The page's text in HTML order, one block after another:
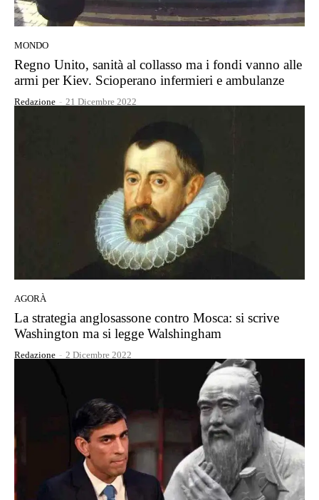
MONDO
Regno Unito, sanità al collasso ma i fondi vanno alle
armi per Kiev. Scioperano infermieri e ambulanze
Redazione - 21 Dicembre 2022
AGORÀ
La strategia anglosassone contro Mosca: si scrive
Washington ma si legge Walshingham
Redazione - 2 Dicembre 2022